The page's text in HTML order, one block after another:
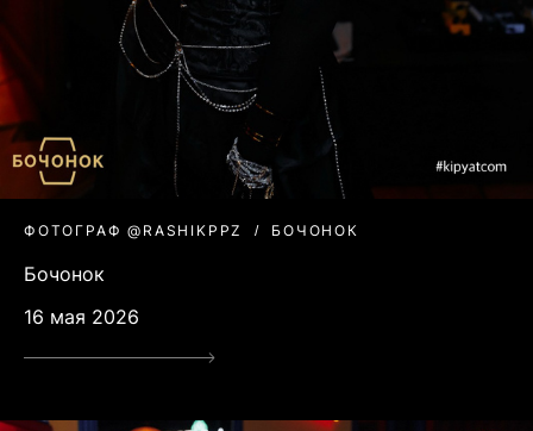
ФОТОГРАФ @RASHIKPPZ БОЧОНОК
Бочонок
16 мая 2026